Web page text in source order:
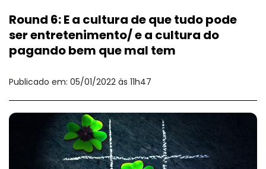
Round 6: E a cultura de que tudo pode
ser entretenimento/ e a cultura do
pagando bem que mal tem
Publicado em: 05/01/2022 às 11h47